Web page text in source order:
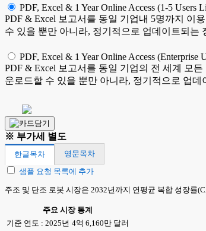
PDF, Excel & 1 Year Online Access (1-5 Users
PDF & Excel 보고서를 동일 기업내 5명까지 이
수 있을 뿐만 아니라, 정기적으로 업데이트되는
PDF, Excel & 1 Year Online Access (Enterprise
PDF & Excel 보고서를 동일 기업의 전 세계 모
운로드할 수 있을 뿐만 아니라, 정기적으로 업
※ 부가세 별도
한글목차
영문목차
샘플 요청 목록에 추가
주조 및 단조 로봇 시장은 2032년까지 연평균 복합 성장률
주요 시장 통계
기준 연도 : 2025년 4억 6,160만 달러